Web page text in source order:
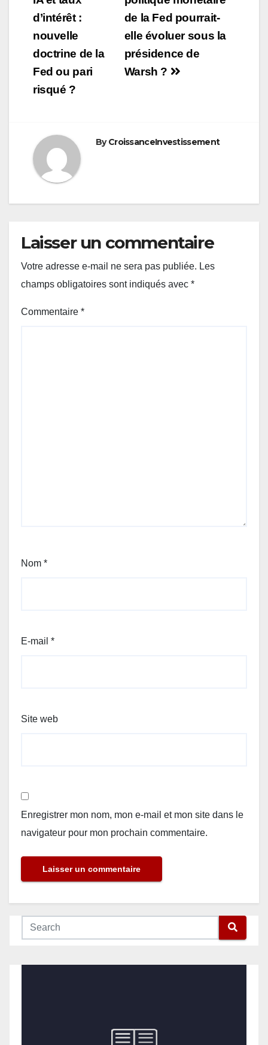
l’article
de la Fed pourrait-
elle évoluer sous la
présidence de
Warsh ?
d’intérêt :
nouvelle
doctrine de la
Fed ou pari
risqué ?
ByCroissanceInvestissement
Laisser un commentaire
Votre adresse e-mail ne sera pas publiée. Les
champs obligatoires sont indiqués avec *
Commentaire *
Nom *
E-mail *
Site web
Enregistrer mon nom, mon e-mail et mon site dans le
navigateur pour mon prochain commentaire.